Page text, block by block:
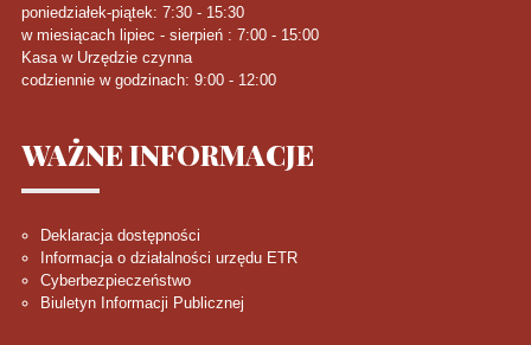
poniedziałek-piątek: 7:30 - 15:30
w miesiącach lipiec - sierpień : 7:00 - 15:00
Kasa w Urzędzie czynna
codziennie w godzinach: 9:00 - 12:00
WAŻNEINFORMACJE
Deklaracja dostępności
Informacja o działalności urzędu ETR
Cyberbezpieczeństwo
Biuletyn Informacji Publicznej